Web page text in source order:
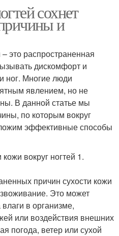
сохнет
и
это распространенная
дискомфорт и
ног. Многие люди
явлением, но не
В данной статье мы
по которым вокруг
эффективные способы
вокруг ногтей 1.
причин сухости кожи
Это может
в организме,
или воздействия внешних
погода, ветер или сухой